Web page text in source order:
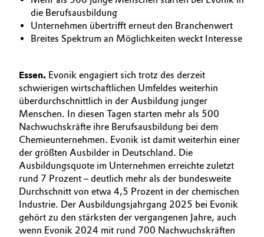
Automotive & Transportation
Building, Construction & Infrastructure
Catalysts
Chemical Industry
Circular Economy
Coatings, Paints & Printing
Composites
BVB Partnerschaft
Geschichte
Vorstand
Aufsichtsrat
Struktur
Business Lines
Weltweite Standorte
ESHQ
Einkauf
die Berufsausbildung
Unternehmen übertrifft erneut den Branchenwert
Breites Spektrum an Möglichkeiten weckt Interesse
Essen. Evonik engagiert sich trotz des derzeit
schwierigen wirtschaftlichen Umfeldes weiterhin
überdurchschnittlich in der Ausbildung junger
Menschen. In diesen Tagen starten mehr als 500
Nachwuchskräfte ihre Berufsausbildung bei dem
Chemieunternehmen. Evonik ist damit weiterhin einer
der größten Ausbilder in Deutschland. Die
Ausbildungsquote im Unternehmen erreichte zuletzt
rund 7 Prozent – deutlich mehr als der bundesweite
Durchschnitt von etwa 4,5 Prozent in der chemischen
Industrie. Der Ausbildungsjahrgang 2025 bei Evonik
gehört zu den stärksten der vergangenen Jahre, auch
wenn Evonik 2024 mit rund 700 Nachwuchskräften